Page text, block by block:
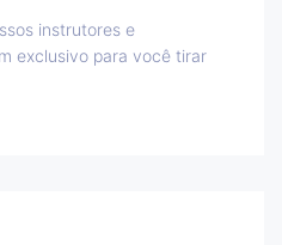
instrutores e
exclusivo para você tirar